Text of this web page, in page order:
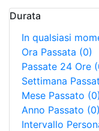
Durata
In qualsiasi
Ora Passata (0)
Passate 24 Ore
Settimana
Mese Passato (0)
Anno Passato (0)
Intervallo